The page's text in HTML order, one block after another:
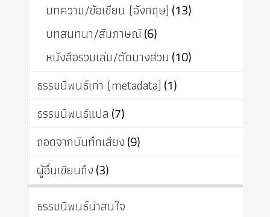
บทความ/ข้อเขียน (อังกฤษ) (13)
บทสนทนา/สัมภาษณ์(6)
หนังสือรวมเล่ม/ตัดบางส่วน (10)
ธรรมนิพนธ์เก่า (metadata) (1)
ธรรมนิพนธ์แปล (7)
ถอดจากบันทึกเสียง(9)
ผู้อื่นเขียนถึง(3)
ธรรมนิพนธ์น่าสนใจ